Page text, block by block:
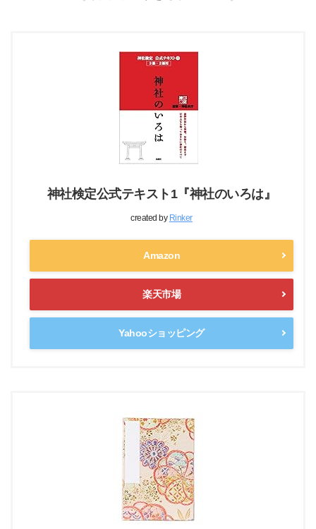
神社検定公式テキスト1『神社のいろは』
created by Rinker
Amazon
楽天市場
Yahooショッピング